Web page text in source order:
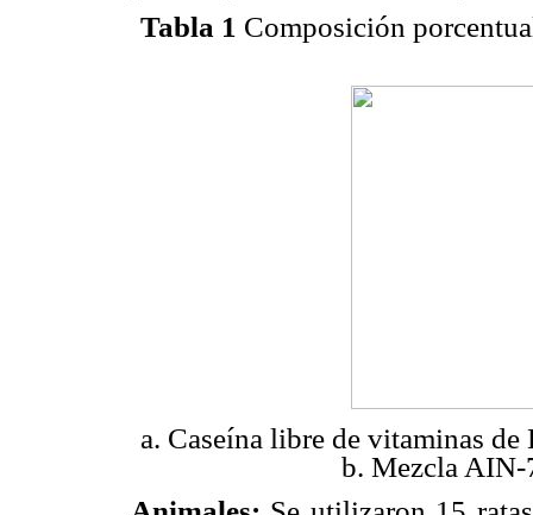
Tabla 1 Composición
a. Caseína libre de vitaminas
b. Mezcla AIN-